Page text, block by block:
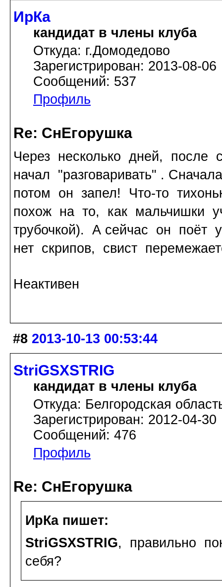
ИрКа
кандидат в члены клуба
Откуда: г.Домодедово
Зарегистрирован: 2013-08-06
Сообщений: 537
Профиль
Re: СнЕгорушка
Через несколько дней, после
начал "разговаривать" .
потом он запел! Что-то
похож на то, как мальчишки
трубочкой). А сейчас он поёт
нет скрипов, свист
Неактивен
#8 2013-10-13 00:53:44
StriGSXSTRIG
кандидат в члены клуба
Откуда: Белгородская
Зарегистрирован: 2012-04-30
Сообщений: 476
Профиль
Re: СнЕгорушка
ИрКа пишет:
StriGSXSTRIG, правильно
себя?